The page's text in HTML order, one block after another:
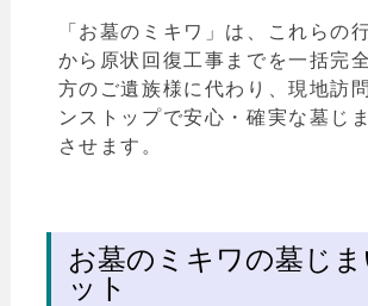
「お墓のミキワ」は、これらの
から原状回復工事までを一括完
方のご遺族様に代わり、現地訪
ンストップで安心・確実な墓じ
させます。
お墓のミキワの墓じま
ット